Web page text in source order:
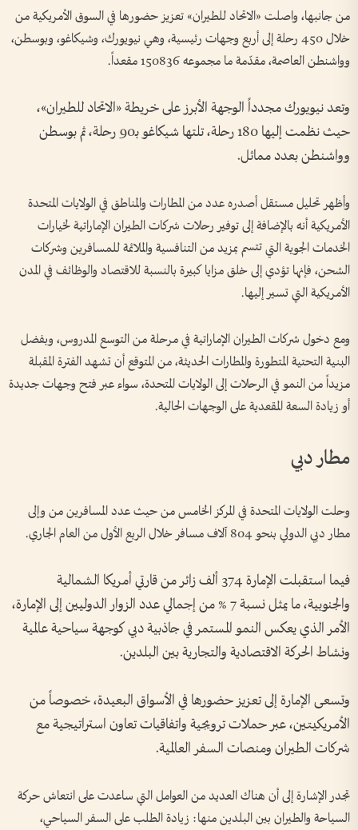
من جانبها، واصلت «الاتحاد للطيران» تعزيز حضورها في السوق الأمريكية من
خلال 450 رحلة إلى أربع وجهات رئيسية، وهي نيويورك، وشيكاغو، وبوسطن،
وواشنطن العاصمة، مقدّمة ما مجموعه 150836 مقعداً.
وتعد نيويورك مجدداً الوجهة الأبرز على خريطة «الاتحاد للطيران»،
حيث نظمت إليها 180 رحلة، تلتها شيكاغو بـ90 رحلة، ثم بوسطن
وواشنطن بعدد مماثل.
وأظهر تحليل مستقل أصدره عدد من المطارات والمناطق في الولايات المتحدة
الأمريكية أنه بالإضافة إلى توفير رحلات شركات الطيران الإماراتية لخيارات
الخدمات الجوية التي تتسم بمزيد من التنافسية والملائمة للمسافرين وشركات
الشحن، فإنها تؤدي إلى خلق مزايا كبيرة بالنسبة للاقتصاد والوظائف في المدن
الأمريكية التي تسير إليها.
ومع دخول شركات الطيران الإماراتية في مرحلة من التوسع المدروس، وبفضل
البنية التحتية المتطورة والمطارات الحديثة، من المتوقع أن تشهد الفترة المقبلة
مزيداً من النمو في الرحلات إلى الولايات المتحدة، سواء عبر فتح وجهات جديدة
أو زيادة السعة المقعدية على الوجهات الحالية.
مطار دبي
وحلت الولايات المتحدة في المركز الخامس من حيث عدد المسافرين من وإلى
مطار دبي الدولي بنحو 804 آلاف مسافر خلال الربع الأول من العام الجاري.
فيما استقبلت الإمارة 374 ألف زائر من قارتي أمريكا الشمالية
والجنوبية، ما يمثل نسبة 7 % من إجمالي عدد الزوار الدوليين إلى الإمارة،
الأمر الذي يعكس النمو المستمر في جاذبية دبي كوجهة سياحية عالمية
ونشاط الحركة الاقتصادية والتجارية بين البلدين.
وتسعى الإمارة إلى تعزيز حضورها في الأسواق البعيدة، خصوصاً من
الأمريكيتين، عبر حملات ترويجية واتفاقيات تعاون استراتيجية مع
شركات الطيران ومنصات السفر العالمية.
تجدر الإشارة إلى أن هناك العديد من العوامل التي ساعدت على انتعاش حركة
السياحة والطيران بين البلدين منها: زيادة الطلب على السفر السياحي،